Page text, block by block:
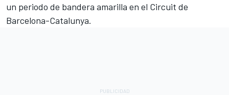
un periodo de bandera amarilla en el Circuit de
Barcelona-Catalunya.